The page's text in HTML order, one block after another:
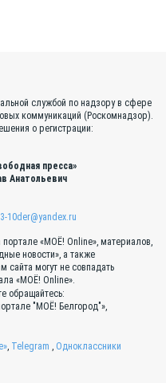
службой по надзору в сфере
коммуникаций (Роскомнадзор).
о регистрации:
пресса»
Анатольевич
10der@yandex.ru
портале «МОЁ! Online», материалов,
новости», а также
сайта могут не совпадать
«МОЁ! Online».
обращайтесь:
"МОЁ! Белгород"»,
, Telegram , Одноклассники